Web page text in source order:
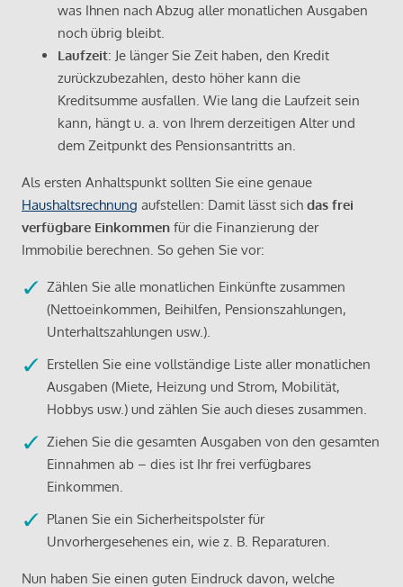
was Ihnen nach Abzug aller monatlichen Ausgaben
noch übrig bleibt.
Laufzeit: Je länger Sie Zeit haben, den Kredit
zurückzubezahlen, desto höher kann die
Kreditsumme ausfallen. Wie lang die Laufzeit sein
kann, hängt u. a. von Ihrem derzeitigen Alter und
dem Zeitpunkt des Pensionsantritts an.
Als ersten Anhaltspunkt sollten Sie eine genaue
Haushaltsrechnung aufstellen: Damit lässt sich das frei
verfügbare Einkommen für die Finanzierung der
Immobilie berechnen. So gehen Sie vor:
Zählen Sie alle monatlichen Einkünfte zusammen
(Nettoeinkommen, Beihilfen, Pensionszahlungen,
Unterhaltszahlungen usw.).
Erstellen Sie eine vollständige Liste aller monatlichen
Ausgaben (Miete, Heizung und Strom, Mobilität,
Hobbys usw.) und zählen Sie auch dieses zusammen.
Ziehen Sie die gesamten Ausgaben von den gesamten
Einnahmen ab – dies ist Ihr frei verfügbares
Einkommen.
Planen Sie ein Sicherheitspolster für
Unvorhergesehenes ein, wie z. B. Reparaturen.
Nun haben Sie einen guten Eindruck davon, welche